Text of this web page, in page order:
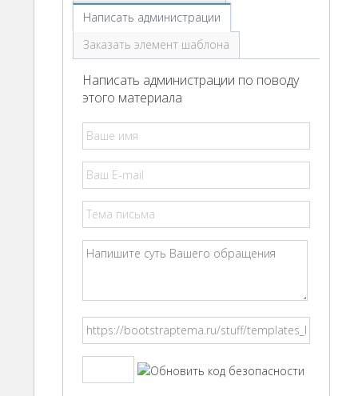
Написать администрации
Заказать элемент шаблона
Написать администрации по поводу
этого материала